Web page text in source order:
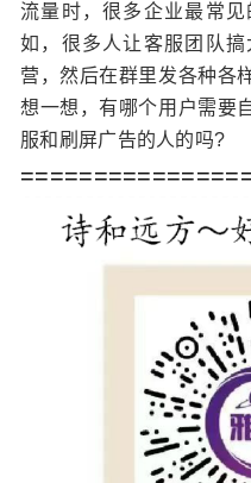
流量时，很多企业最常
如，很多人让客服团队
营，然后在群里发各种各
想一想，有哪个用户需要
服和刷屏广告的人的吗?